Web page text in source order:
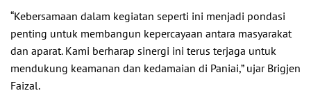
“Kebersamaan dalam kegiatan seperti ini menjadi pondasi
penting untuk membangun kepercayaan antara masyarakat
dan aparat. Kami berharap sinergi ini terus terjaga untuk
mendukung keamanan dan kedamaian di Paniai,” ujar Brigjen
Faizal.